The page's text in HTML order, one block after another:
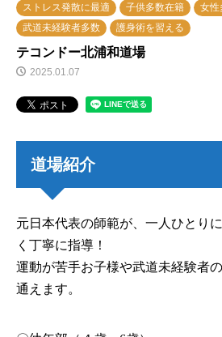
ストレス発散に最適
子供多数在籍
女性
武道未経験者多数
護身術を習える
テコンドー北浦和道場
2025.01.07
道場紹介
元日本代表の師範が、一人ひとり
く丁寧に指導！
運動が苦手お子様や武道未経験者
通えます。